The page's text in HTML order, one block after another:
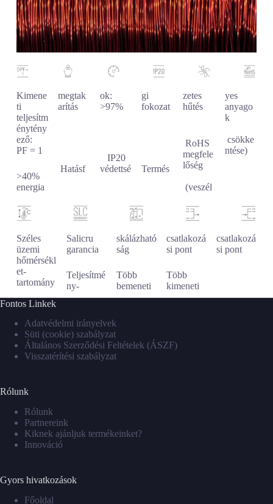
Kimene
ti
teljesítm
énytény
ező:
PF = 1
>40%
energia
megtak
arítás
Hatásf
ok:
>97%
IP20
védettsé
gi
fokozat
Termés
zetes
hűtés
RoHS
megfele
lőség
(veszél
yes
anyago
k
csökke
ntése)
Széles
üzemi
hőmérsékl
et-
tartomány
Salicru
garancia
Teljesítmé
ny-
skálázható
ság
Több
bemeneti
csatlakozá
si pont
Több
kimeneti
csatlakozá
si pont
Fontos Linkek
Adatvédelmi irányelvek
Süti (cookie) szabályzat
Általános Szerződési Feltételek (ÁSZF)
Visszatérítési szabályzat
Rólunk
Rólunk
Partnereink
Kiknek ajánljuk termékeinket?
Innováció
Gyors hivatkozások
Főoldal